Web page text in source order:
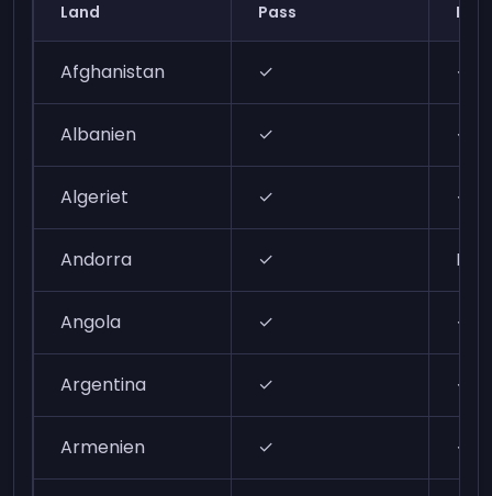
Land Pass ID-
Afghanistan ✓ ✓
Albanien ✓ ✓
Algeriet ✓ ✓
Andorra ✓ N/A
Angola ✓ ✓
Argentina ✓ ✓
Armenien ✓ ✓